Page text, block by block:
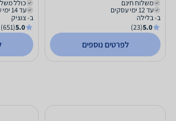
משלוח חינם
עד 12 ימי עסקים
ב- בלילה
5.0
(23)
לפרטים נוספים
כולל משלוח
עד 14 ימי עסקים
ב- צוציק
5.0
(651)